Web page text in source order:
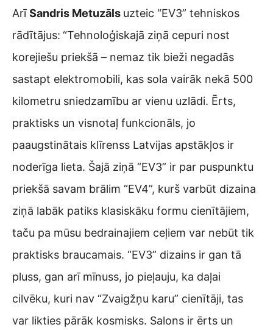
ArīSandris Metuzāls uzteic “EV3” tehniskos
rādītājus: “Tehnoloģiskajā ziņā cepuri nost
korejiešu priekšā – nemaz tik bieži negadās
sastapt elektromobili, kas sola vairāk nekā 500
kilometru sniedzamību ar vienu uzlādi. Ērts,
praktisks un visnotaļ funkcionāls, jo
paaugstinātais klīrenss Latvijas apstākļos ir
noderīga lieta. Šajā ziņā “EV3” ir par puspunktu
priekšā savam brālim “EV4”, kurš varbūt dizaina
ziņā labāk patiks klasiskāku formu cienītājiem,
taču pa mūsu bedrainajiem ceļiem var nebūt tik
praktisks braucamais. “EV3” dizains ir gan tā
pluss, gan arī mīnuss, jo pieļauju, ka daļai
cilvēku, kuri nav “Zvaigžņu karu” cienītāji, tas
var likties pārāk kosmisks. Salons ir ērts un